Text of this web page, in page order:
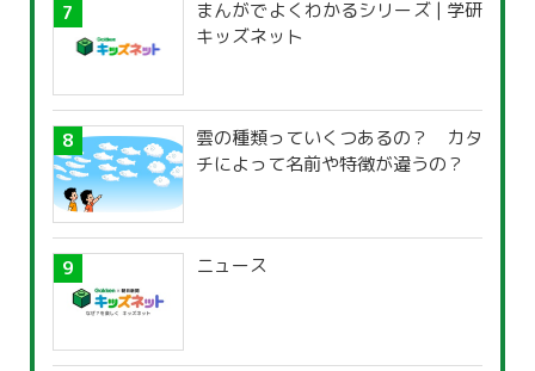
まんがでよくわかるシリーズ | 学研
キッズネット
雲の種類っていくつあるの？ カタ
チによって名前や特徴が違うの？
ニュース